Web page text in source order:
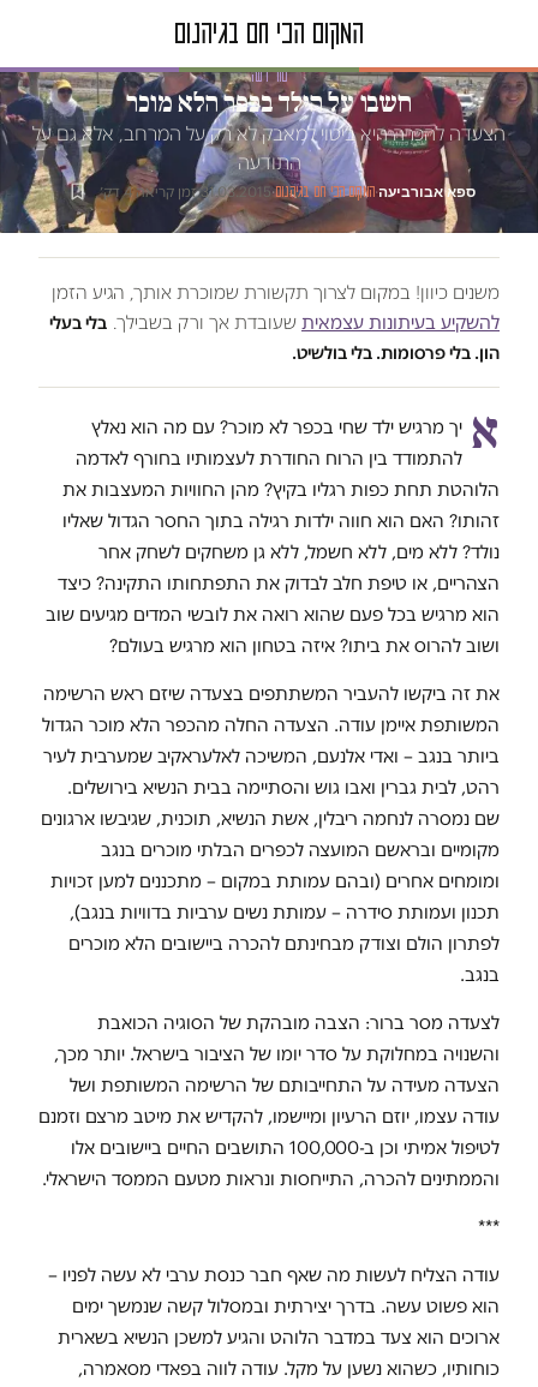
טור דעה
חשבו על הילד בכפר הלא מוכר
הצעדה להכרה היא ביטוי למאבק לא רק על המרחב, אלא גם על
התודעה
ספא אבורביעה·המקום הכי חם בגיהנום·
31.03.2015
·זמן קריאה 4 דק׳
משנים כיוון! במקום לצרוך תקשורת שמוכרת אותך, הגיע הזמן
להשקיע בעיתונות עצמאית שעובדת אך ורק בשבילך. בלי בעלי
הון. בלי פרסומות. בלי בולשיט.
א יך מרגיש ילד שחי בכפר לא מוכר? עם מה הוא נאלץ
להתמודד בין הרוח החודרת לעצמותיו בחורף לאדמה
הלוהטת תחת כפות רגליו בקיץ? מהן החוויות המעצבות את
זהותו? האם הוא חווה ילדות רגילה בתוך החסר הגדול שאליו
נולד? ללא מים, ללא חשמל, ללא גן משחקים לשחק אחר
הצהריים, או טיפת חלב לבדוק את התפתחותו התקינה? כיצד
הוא מרגיש בכל פעם שהוא רואה את לובשי המדים מגיעים שוב
ושוב להרוס את ביתו? איזה בטחון הוא מרגיש בעולם?
את זה ביקשו להעביר המשתתפים בצעדה שיזם ראש הרשימה
המשותפת איימן עודה. הצעדה החלה מהכפר הלא מוכר הגדול
ביותר בנגב – ואדי אלנעם, המשיכה לאלעראקיב שמערבית לעיר
רהט, לבית גברין ואבו גוש והסתיימה בבית הנשיא בירושלים.
שם נמסרה לנחמה ריבלין, אשת הנשיא, תוכנית, שגיבשו ארגונים
מקומיים ובראשם המועצה לכפרים הבלתי מוכרים בנגב
ומומחים אחרים (ובהם עמותת במקום – מתכננים למען זכויות
תכנון ועמותת סידרה – עמותת נשים ערביות בדוויות בנגב),
לפתרון הולם וצודק מבחינתם להכרה ביישובים הלא מוכרים
בנגב.
לצעדה מסר ברור: הצבה מובהקת של הסוגיה הכואבת
והשנויה במחלוקת על סדר יומו של הציבור בישראל. יותר מכך,
הצעדה מעידה על התחייבותם של הרשימה המשותפת ושל
עודה עצמו, יוזם הרעיון ומיישמו, להקדיש את מיטב מרצם וזמנם
לטיפול אמיתי וכן ב-100,000 התושבים החיים ביישובים אלו
והממתינים להכרה, התייחסות ונראות מטעם הממסד הישראלי.
***
עודה הצליח לעשות מה שאף חבר כנסת ערבי לא עשה לפניו –
הוא פשוט עשה. בדרך יצירתית ובמסלול קשה שנמשך ימים
ארוכים הוא צעד במדבר הלוהט והגיע למשכן הנשיא בשארית
כוחותיו, כשהוא נשען על מקל. עודה לווה בפאדי מסאמרה,